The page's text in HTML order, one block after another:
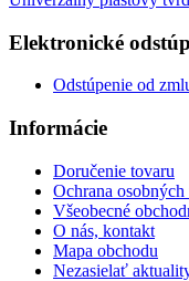
Elektronické
Odstúpenie od
Informácie
Doručenie tovaru
Ochrana
Všeobecné
O nás, kontakt
Mapa obchodu
Nezasielať